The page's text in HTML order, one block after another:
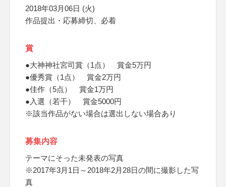
2018年03月06日 (火)
作品提出・応募締切、必着
賞
●大神神社宮司賞（1点） 賞金5万円
●優秀賞（1点） 賞金2万円
●佳作（5点） 賞金1万円
●入選（若干） 賞金5000円
※該当作品がない場合は選出しない場合あり
募集内容
テーマにそった未発表の写真
※2017年3月1日～2018年2月28日の間に撮影した写
真